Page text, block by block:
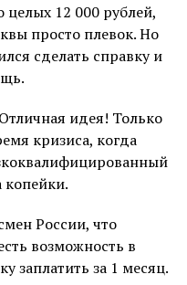
12 000 рублей,
просто плевок. Но
сделать справку и
идея! Только
кризиса, когда
копейки.
России, что
возможность в
заплатить за 1 месяц.